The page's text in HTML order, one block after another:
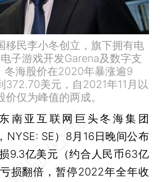
移民李小冬创立，旗下拥有电
子游戏开发Garena及数字支
冬海股价在2020年暴涨逾9
372.70美元，自2021年11月以
仅为峰值的两成。
东南亚互联网巨头冬海集团
NYSE: SE）8月16日晚间公布
9.3亿美元（约合人民币63亿
损翻倍，暂停2022年全年收